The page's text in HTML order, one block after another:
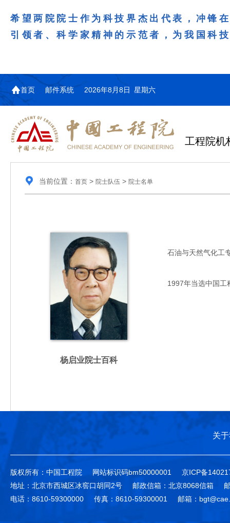
希望两院院士作为科技界杰出代表，冲锋
引领者、科学家精神的示范者，为我国科
首页 邮件系统 2026年8月8日 星期六
工程院机
当前位置： 首页> 院士队伍 > 院士名单
杨启业院士百科
石油与天然气化工专
1997年当选中国工
关
版权所有：中国工程院 网站标识码bm50000001
京ICP备
地址：北京市西城区冰窖口胡同2号
邮政信箱：北京8068信箱
电话：8610-59300000
传真：8610-59300001 邮箱：